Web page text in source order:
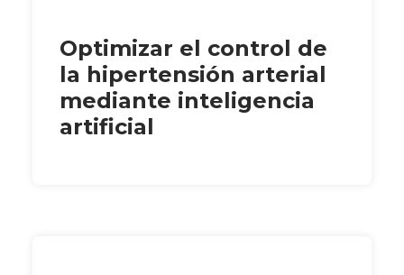
Optimizar el control de
la hipertensión arterial
mediante inteligencia
artificial